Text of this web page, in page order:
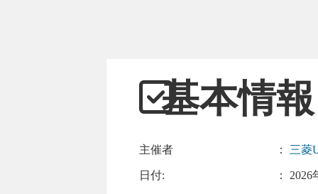
基本情報
主催者 ： 三菱
日付: ： 2026